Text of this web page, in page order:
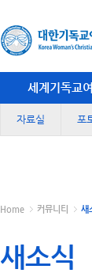
세계기독교
자료실 포
Home 커뮤니티 새
새소식